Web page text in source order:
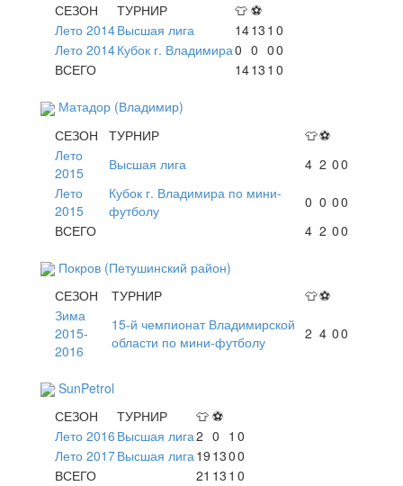
СЕЗОН ТУРНИР 👕 ⚽
Лето 2014Высшая лига 1413 1 0
Лето 2014Кубок г. Владимира0 0 00
ВСЕГО
1413 1 0
Матадор (Владимир)
СЕЗОН
ТУРНИР 👕⚽
Лето
2015
Высшая лига 4 2 00
Лето
2015
Кубок г. Владимира по мини-
футболу
0 0 00
ВСЕГО
4 2 00
Покров (Петушинский район)
СЕЗОН
ТУРНИР 👕⚽
Зима
2015-
2016
15-й чемпионат Владимирской
области по мини-футболу
2 4 00
SunPetrol
СЕЗОН
ТУРНИР 👕 ⚽
Лето 2016 Высшая лига2 0 1 0
Лето 2017Высшая лига19 1300
ВСЕГО
21 13 1 0